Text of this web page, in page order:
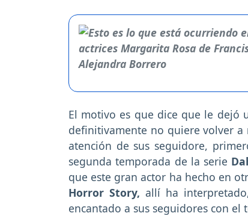
El motivo es que dice que le dejó
definitivamente no quiere volver
atención de sus seguidore,
segunda temporada de la serie
que este gran actor ha hecho en
Horror Story, allí ha
encantado a sus seguidores con el